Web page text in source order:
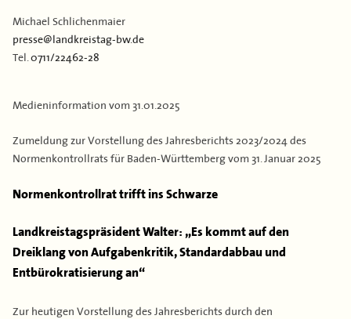
Kontakt
Partner
Flächen & Einwohner
Michael Schlichenmaier
presse@landkreistag-bw.de
Tel. 0711/22462-28
Medieninformation vom 31.01.2025
Zumeldung zur Vorstellung des Jahresberichts 2023/2024 des
Normenkontrollrats für Baden-Württemberg vom 31. Januar 2025
Normenkontrollrat trifft ins Schwarze
Landkreistagspräsident Walter: „Es kommt auf den
Dreiklang von Aufgabenkritik, Standardabbau und
Entbürokratisierung an“
Zur heutigen Vorstellung des Jahresberichts durch den